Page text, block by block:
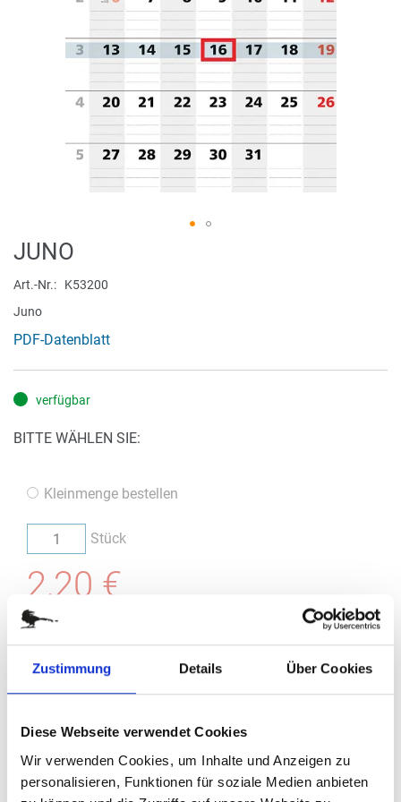
Zustimmung Details Über Cookies
Diese Webseite verwendet Cookies
Wir verwenden Cookies, um Inhalte und Anzeigen zu
personalisieren, Funktionen für soziale Medien anbieten
Zum
Anfang
der
Bildergalerie
JUNO
Art.-Nr.
K53200
Juno
PDF-Datenblatt
verfügbar
BITTE WÄHLEN SIE:
Kleinmenge bestellen
Stück
2,20 €
(inkl. MwSt.
IN DEN WARENKORB
Im nächsten Schritt haben Sie die Möglichkeit, eine Bestellung